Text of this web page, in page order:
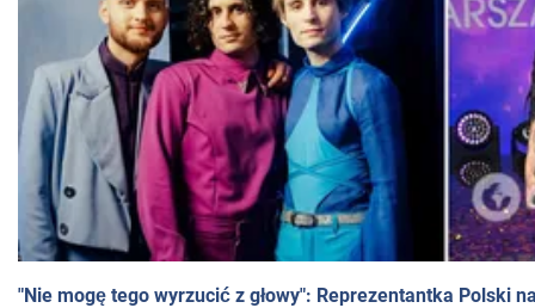
"Nie mogę tego wyrzucić z głowy": Reprezentantka Polski